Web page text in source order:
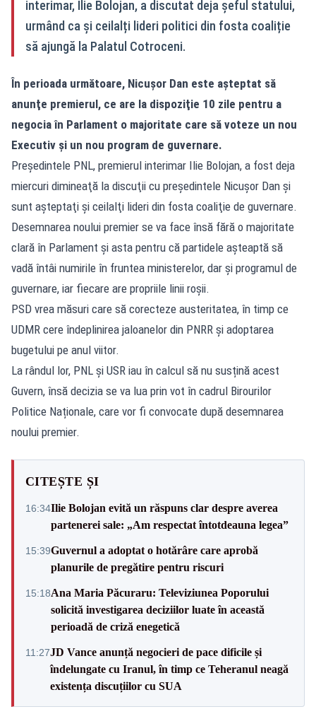
interimar, Ilie Bolojan, a discutat deja șeful statului,
urmând ca și ceilalți lideri politici din fosta coaliție
să ajungă la Palatul Cotroceni.
În perioada următoare, Nicușor Dan este aşteptat să
anunţe premierul, ce are la dispoziţie 10 zile pentru a
negocia în Parlament o majoritate care să voteze un nou
Executiv şi un nou program de guvernare.
Preşedintele PNL, premierul interimar Ilie Bolojan, a fost deja
miercuri dimineaţă la discuţii cu preşedintele Nicuşor Dan şi
sunt aşteptaţi şi ceilalţi lideri din fosta coaliţie de guvernare.
Desemnarea noului premier se va face însă fără o majoritate
clară în Parlament și asta pentru că partidele așteaptă să
vadă întâi numirile în fruntea ministerelor, dar și programul de
guvernare, iar fiecare are propriile linii roșii.
PSD vrea măsuri care să corecteze austeritatea, în timp ce
UDMR cere îndeplinirea jaloanelor din PNRR și adoptarea
bugetului pe anul viitor.
La rândul lor, PNL și USR iau în calcul să nu susțină acest
Guvern, însă decizia se va lua prin vot în cadrul Birourilor
Politice Naționale, care vor fi convocate după desemnarea
noului premier.
CITEȘTE ȘI
16:34Ilie Bolojan evită un răspuns clar despre averea
partenerei sale: „Am respectat întotdeauna legea”
15:39Guvernul a adoptat o hotărâre care aprobă
planurile de pregătire pentru riscuri
15:18Ana Maria Păcuraru: Televiziunea Poporului
solicită investigarea deciziilor luate în această
perioadă de criză enegetică
11:27JD Vance anunță negocieri de pace dificile și
îndelungate cu Iranul, în timp ce Teheranul neagă
existența discuțiilor cu SUA